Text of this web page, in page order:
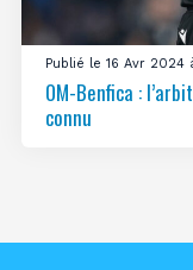
Publié le 16 Avr 2024
OM-Benfica :
connu